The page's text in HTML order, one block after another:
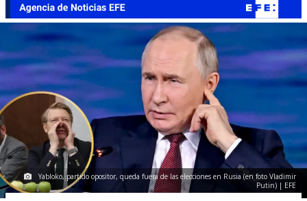
Yabloko, partido opositor, queda fuera de las elecciones en Rusia (en foto Vladimir
Putin) | EFE